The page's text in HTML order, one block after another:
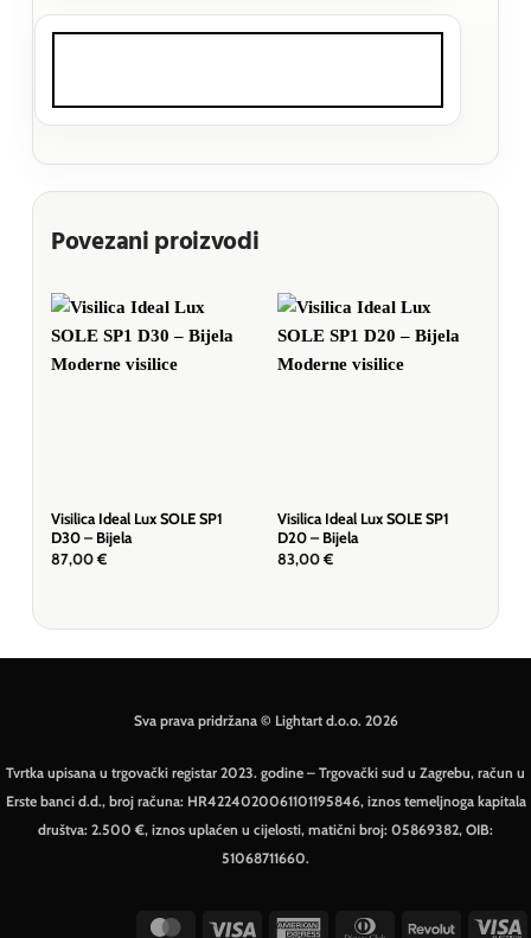
Povezani proizvodi
Visilica Ideal Lux SOLE SP1
D30 – Bijela
87,00 €
Visilica Ideal Lux SOLE SP1
D20 – Bijela
83,00 €
Sva prava pridržana © Lightart d.o.o. 2026
Tvrtka upisana u trgovački registar 2023. godine – Trgovački sud u Zagrebu, račun u
Erste banci d.d., broj računa: HR4224020061101195846, iznos temeljnoga kapitala
društva: 2.500 €, iznos uplaćen u cijelosti, matični broj: 05869382, OIB:
51068711660.
MasterCardVisa
American
Dinners Revolut